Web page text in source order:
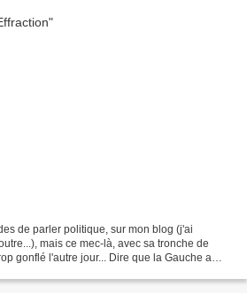
de parler politique, sur mon blog (j'ai
mais ce mec-là, avec sa tronche de
gonflé l'autre jour... Dire que la Gauche a